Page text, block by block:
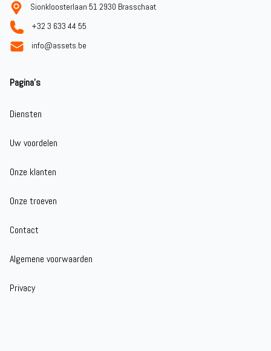
Sionkloosterlaan 51 2930 Brasschaat
+32 3 633 44 55
info@assets.be
Pagina's
Diensten
Uw voordelen
Onze klanten
Onze troeven
Contact
Algemene voorwaarden
Privacy